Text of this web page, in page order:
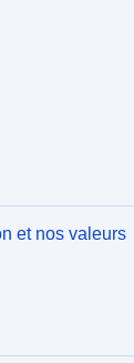
et nos valeurs